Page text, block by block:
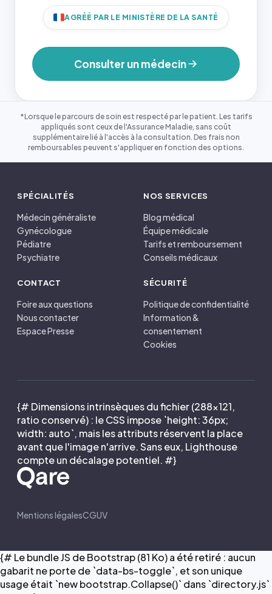
AGRÉÉ PAR LE MINISTÈRE DE LA SANTÉ
Consulter un médecin
*Lorsque le parcours de soin est respecté par le patient. Les tarifs
appliqués sont ceux de l'Assurance Maladie, sans coût
supplémentaire lié à l'accès à la consultation. Des frais non
remboursables peuvent s'appliquer en fonction des options.
SPÉCIALITÉS
Médecin généraliste
Gynécologue
Pédiatre
Psychiatre
NOS SERVICES
Blog médical
Équipe médicale
Tarifs et remboursement
Conseils médicaux
CONTACT
Foire aux questions
Nous contacter
Espace Presse
SÉCURITÉ
Politique de confidentialité
Information &
consentement
Cookies
{# Dimensions intrinsèques du fichier (288×121,
ratio conservé) : le CSS impose `height: 36px;
width: auto`, mais les attributs réservent la place
avant que l'image n'arrive. Sans eux, Lighthouse
compte un décalage potentiel. #}
Mentions légalesCGUV
{# Le bundle JS de Bootstrap (81 Ko) a été retiré : aucun
gabarit ne porte de `data-bs-toggle`, et son unique
usage était `new bootstrap.Collapse()` dans `directory.js`